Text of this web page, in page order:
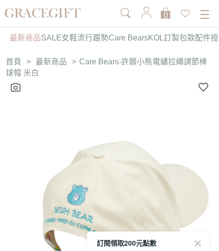
0
最新商品SALE女鞋流行趨勢Care BearsKOL訂製包款配件
首頁 > 最新商品 > Care Bears-許願小熊電繡拉繩調節棒
球帽 米白
訂閱領取200元點數